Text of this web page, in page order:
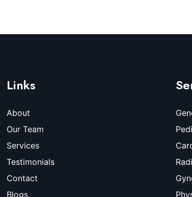
Links
About
Our Team
Services
Testimonials
Contact
Blogs